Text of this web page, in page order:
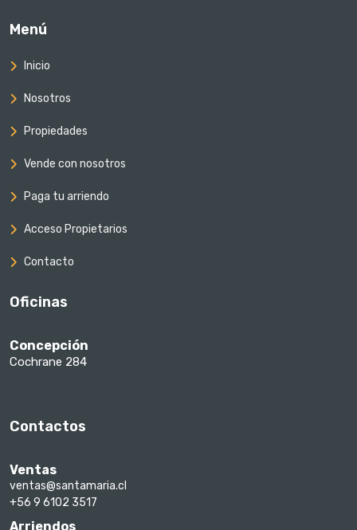
Menú
Inicio
Nosotros
Propiedades
Vende con nosotros
Paga tu arriendo
Acceso Propietarios
Contacto
Oficinas
Concepción
Cochrane 284
Contactos
Ventas
ventas@santamaria.cl
+56 9 6102 3517
Arriendos